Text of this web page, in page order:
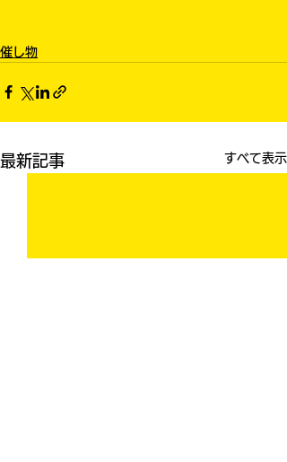
催し物
最新記事 すべて表示